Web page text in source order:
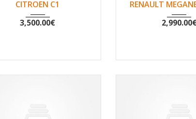
CITROEN C1
3,500.00€
RENAULT
2,990.00